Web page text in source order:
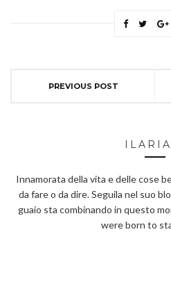
PREVIOUS POST
Innamorata della vita e delle cose
da fare o da dire. Seguila nel suo
guaio sta combinando in questo
were born to